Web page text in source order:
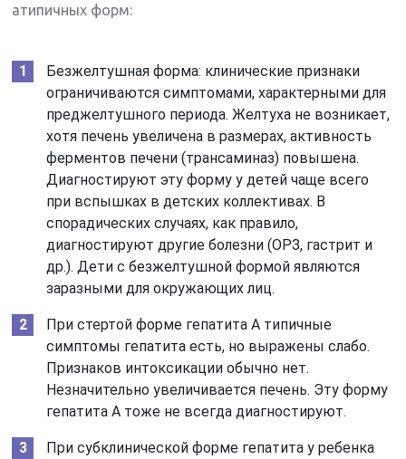
атипичных форм:
Безжелтушная форма: клинические признаки
ограничиваются симптомами, характерными для
преджелтушного периода. Желтуха не возникает,
хотя печень увеличена в размерах, активность
ферментов печени (трансаминаз) повышена.
Диагностируют эту форму у детей чаще всего
при вспышках в детских коллективах. В
спорадических случаях, как правило,
диагностируют другие болезни (ОРЗ, гастрит и
др.). Дети с безжелтушной формой являются
заразными для окружающих лиц.
При стертой форме гепатита А типичные
симптомы гепатита есть, но выражены слабо.
Признаков интоксикации обычно нет.
Незначительно увеличивается печень. Эту форму
гепатита А тоже не всегда диагностируют.
При субклинической форме гепатита у ребенка